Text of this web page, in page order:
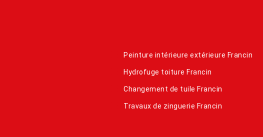
Peinture intérieure extérieure Francin
Hydrofuge toiture Francin
Changement de tuile Francin
Travaux de zinguerie Francin